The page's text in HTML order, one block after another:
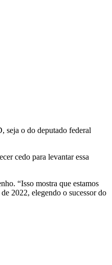
seja o do deputado federal
cedo para levantar essa
“Isso mostra que estamos
2022, elegendo o sucessor do